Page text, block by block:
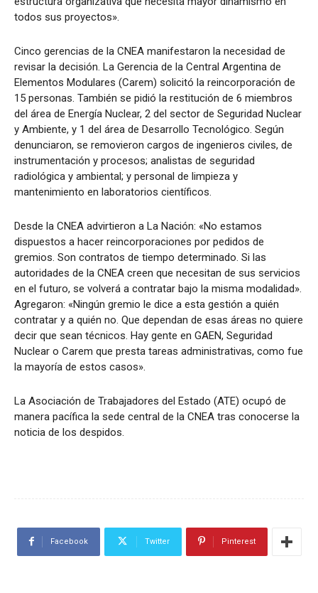
todos sus proyectos».
Cinco gerencias de la CNEA manifestaron la necesidad de
revisar la decisión. La Gerencia de la Central Argentina de
Elementos Modulares (Carem) solicitó la reincorporación de
15 personas. También se pidió la restitución de 6 miembros
del área de Energía Nuclear, 2 del sector de Seguridad Nuclear
y Ambiente, y 1 del área de Desarrollo Tecnológico. Según
denunciaron, se removieron cargos de ingenieros civiles, de
instrumentación y procesos; analistas de seguridad
radiológica y ambiental; y personal de limpieza y
mantenimiento en laboratorios científicos.
Desde la CNEA advirtieron a La Nación: «No estamos
dispuestos a hacer reincorporaciones por pedidos de
gremios. Son contratos de tiempo determinado. Si las
autoridades de la CNEA creen que necesitan de sus servicios
en el futuro, se volverá a contratar bajo la misma modalidad».
Agregaron: «Ningún gremio le dice a esta gestión a quién
contratar y a quién no. Que dependan de esas áreas no quiere
decir que sean técnicos. Hay gente en GAEN, Seguridad
Nuclear o Carem que presta tareas administrativas, como fue
la mayoría de estos casos».
La Asociación de Trabajadores del Estado (ATE) ocupó de
manera pacífica la sede central de la CNEA tras conocerse la
noticia de los despidos.
Facebook Twitter Pinterest